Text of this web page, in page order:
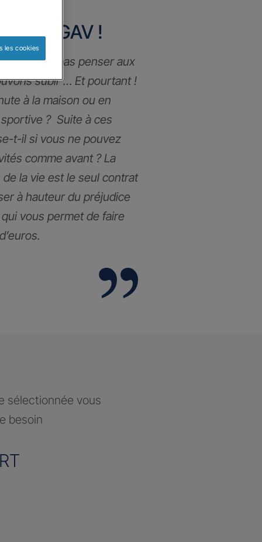
GAV !
n’aimons pas penser aux
subir … Et pourtant !
à la maison ou en
? Suite à ces
t-il si vous ne pouvez
comme avant ? La
la vie est le seul contrat
à hauteur du préjudice
vous permet de faire
sélectionnée vous
besoin
les cookies